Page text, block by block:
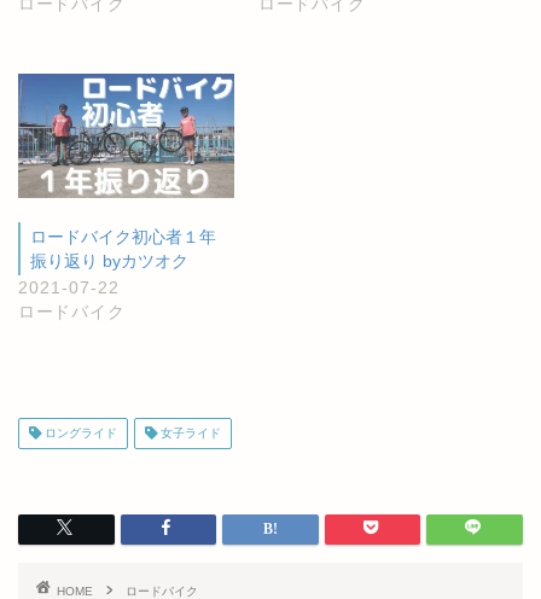
ロードバイク
ロードバイク
ロードバイク初心者１年
振り返り byカツオク
2021-07-22
ロードバイク
ロングライド 女子ライド
HOME
ロードバイク